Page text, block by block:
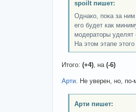
spoilt пишет:
Однако, пока за
его будет как
модераторы
На этом этапе
Итого: (+4), на (-6)
Арти. Не уверен, но, по-
Арти пишет: